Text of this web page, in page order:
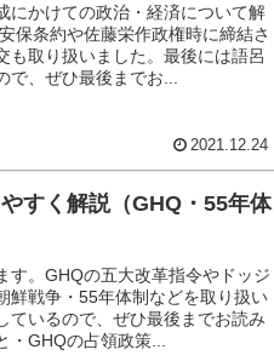
にかけての政治・経済について解
保条約や佐藤栄作政権時に締結さ
も取り扱いました。最後には語呂
で、ぜひ最後までお...
2021.12.24
すく解説（GHQ・55年体
す。GHQの五大改革指令やドッジ
鮮戦争・55年体制などを取り扱い
ているので、ぜひ最後までお読み
・GHQの占領政策...